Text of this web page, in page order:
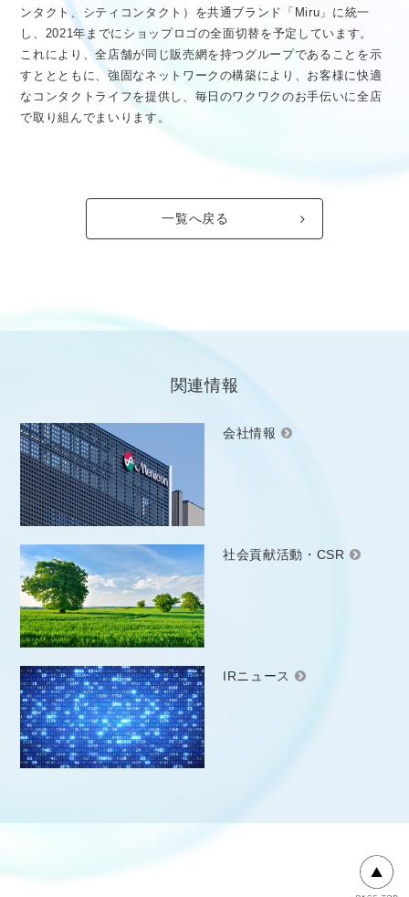
ンタクト、シティコンタクト）を共通ブランド「Miru」に統一
し、2021年までにショップロゴの全面切替を予定しています。
これにより、全店舗が同じ販売網を持つグループであることを示
すととともに、強固なネットワークの構築により、お客様に快適
なコンタクトライフを提供し、毎日のワクワクのお手伝いに全店
で取り組んでまいります。
一覧へ戻る
関連情報
会社情報
社会貢献活動・CSR
IRニュース